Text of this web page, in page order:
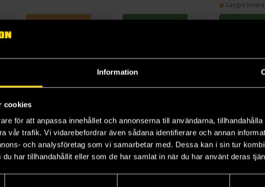
Information
cookies
för att anpassa innehållet och annonserna till användarna,
vår trafik. Vi vidarebefordrar även sådana identifierare och annan
och analysföretag som vi samarbetar med. Dessa kan i sin tur
har tillhandahållit eller som de har samlat in när du har använt deras
Läs mer Beställ
Längre
Beställ